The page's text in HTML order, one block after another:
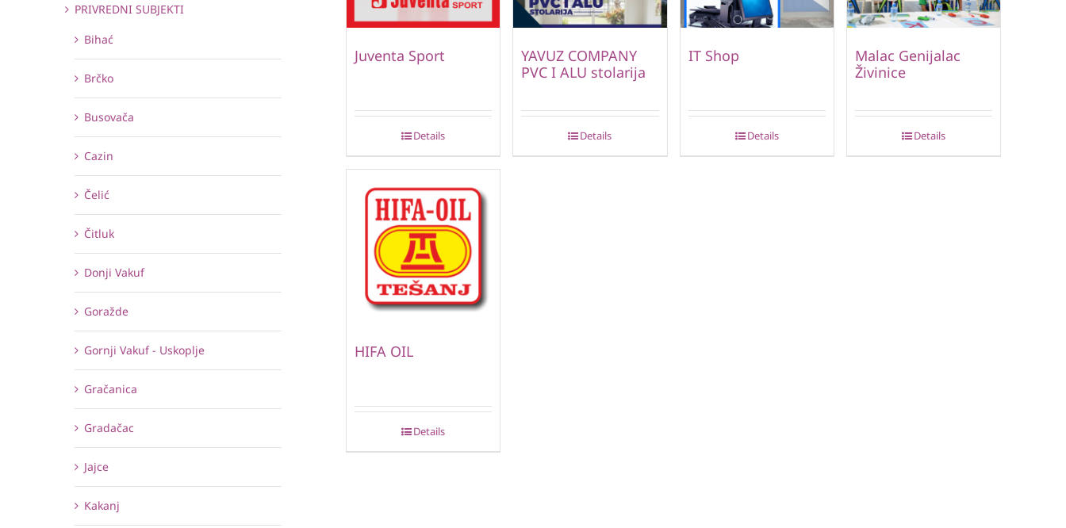
Juventa Sport
Details
YAVUZ COMPANY
PVC I ALU stolarija
Details
IT Shop
Details
Malac Genijalac
Živinice
Details
HIFA OIL
Details
PRIVREDNI SUBJEKTI
Bihać
Brčko
Busovača
Cazin
Čelić
Čitluk
Donji Vakuf
Goražde
Gornji Vakuf - Uskoplje
Gračanica
Gradačac
Jajce
Kakanj